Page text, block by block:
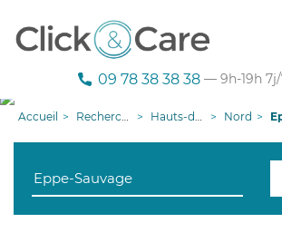
09 78 38 38 38 — 9h-19h
Accueil Recherche aide à domicile Hauts-de-France Nord